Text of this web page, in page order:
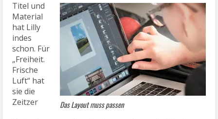
Das Layout muss passen
Titel und
Material
hat Lilly
indes
schon. Für
„Freiheit.
Frische
Luft“ hat
sie die
Zeitzer